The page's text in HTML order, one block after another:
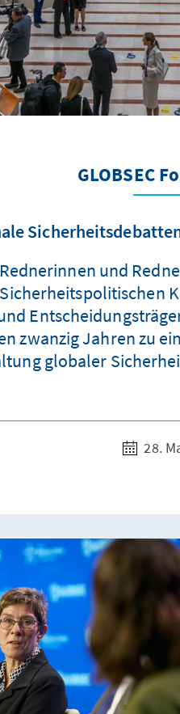
GLOBSEC
und
zwanzig Jahren zu
globaler
28.